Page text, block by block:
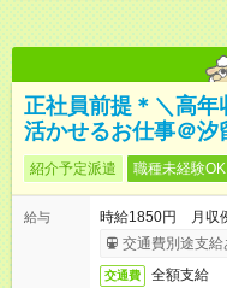
正社員前提＊＼高
活かせるお仕事＠汐
紹介予定派遣 職種未経験OK
給与
時給1850円 月収
交通費別途支給
交通費 全額支給